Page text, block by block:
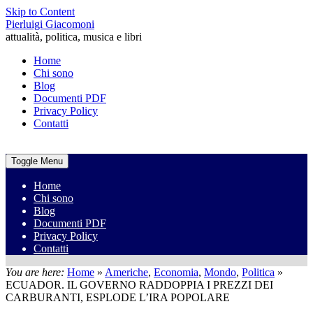
Skip to Content
Pierluigi Giacomoni
attualità, politica, musica e libri
Home
Chi sono
Blog
Documenti PDF
Privacy Policy
Contatti
Toggle Menu
Home
Chi sono
Blog
Documenti PDF
Privacy Policy
Contatti
You are here: Home » Americhe, Economia, Mondo, Politica »
ECUADOR. IL GOVERNO RADDOPPIA I PREZZI DEI
CARBURANTI, ESPLODE L’IRA POPOLARE